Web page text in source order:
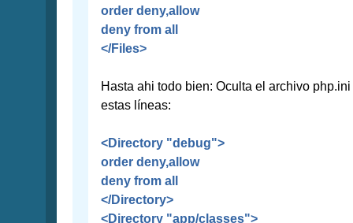
order deny,allow
deny from all
</Files>
Hasta ahi todo bien: Oculta el archivo
estas líneas:
<Directory "debug">
order deny,allow
deny from all
</Directory>
<Directory "app/classes">